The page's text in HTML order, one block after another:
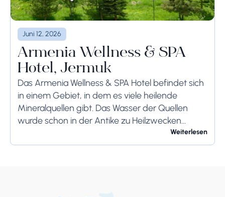
Juni 12, 2026
Armenia Wellness & SPA
Hotel, Jermuk
Das Armenia Wellness & SPA Hotel befindet sich
in einem Gebiet, in dem es viele heilende
Mineralquellen gibt. Das Wasser der Quellen
wurde schon in der Antike zu Heilzwecken
genutzt. Deshalb bleibt die Stadt der beste...
Weiterlesen